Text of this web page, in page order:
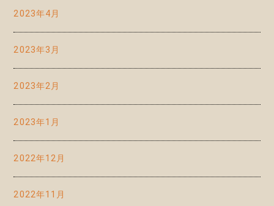
2023年4月
2023年3月
2023年2月
2023年1月
2022年12月
2022年11月